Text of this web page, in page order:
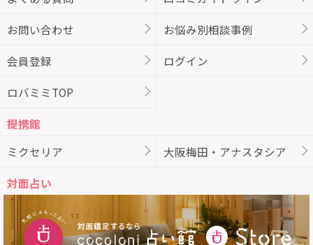
お問い合わせ お悩み別相談事例
会員登録 ログイン
ロバミミTOP
提携館
ミクセリア
大阪梅田・アナスタシア
対面占い